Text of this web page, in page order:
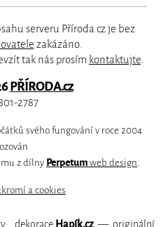
serveru Příroda.cz je bez
zakázáno.
tak nás prosím kontaktujte
PŘÍRODA.cz
2787
svého fungování v roce 2004
z dílny Perpetum web design
a cookies
dekorace Hapík.cz— originální